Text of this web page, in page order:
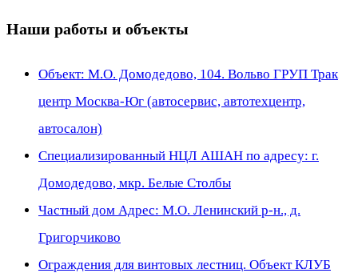
Наши работы и объекты
Объект: М.О. Домодедово, 104. Вольво ГРУП Трак
центр Москва-Юг (автосервис, автотехцентр,
автосалон)
Специализированный НЦЛ АШАН по адресу: г.
Домодедово, мкр. Белые Столбы
Частный дом Адрес: М.О. Ленинский р-н., д.
Григорчиково
Ограждения для винтовых лестниц. Объект КЛУБ